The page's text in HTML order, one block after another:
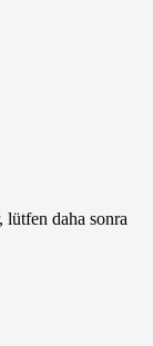
lütfen daha sonra